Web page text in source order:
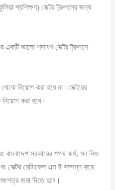
প্রশিক্ষণ) সেক্টর ট্রুপসের জন্য
একটি ভালো শতাংশ সেক্টর ট্রুপসে
নিয়োগ করা হবে না।সেক্টরের
নিয়োগ করা হবে।
সরকারের শপথ ফর্ম, সব নিজ
সেক্টর মেডিকেল এম ই সম্পন্ন করে
জমা দিতে হবে।